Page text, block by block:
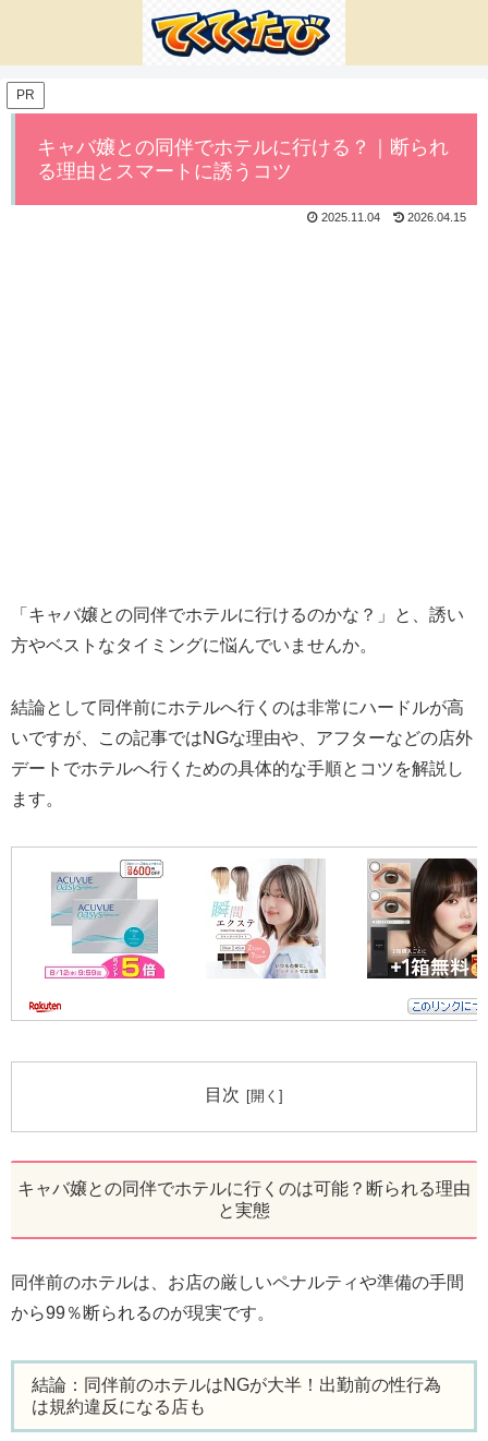
PR
キャバ嬢との同伴でホテルに行ける？｜断られ
る理由とスマートに誘うコツ
2025.11.04 2026.04.15
「キャバ嬢との同伴でホテルに行けるのかな？」と、誘い
方やベストなタイミングに悩んでいませんか。
結論として同伴前にホテルへ行くのは非常にハードルが高
いですが、この記事ではNGな理由や、アフターなどの店外
デートでホテルへ行くための具体的な手順とコツを解説し
ます。
目次
キャバ嬢との同伴でホテルに行くのは可能？断られる理由
と実態
同伴前のホテルは、お店の厳しいペナルティや準備の手間
から99％断られるのが現実です。
結論：同伴前のホテルはNGが大半！出勤前の性行為
は規約違反になる店も